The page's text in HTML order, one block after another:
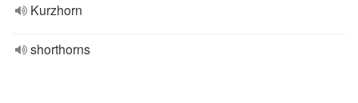
Kurzhorn
shorthorns